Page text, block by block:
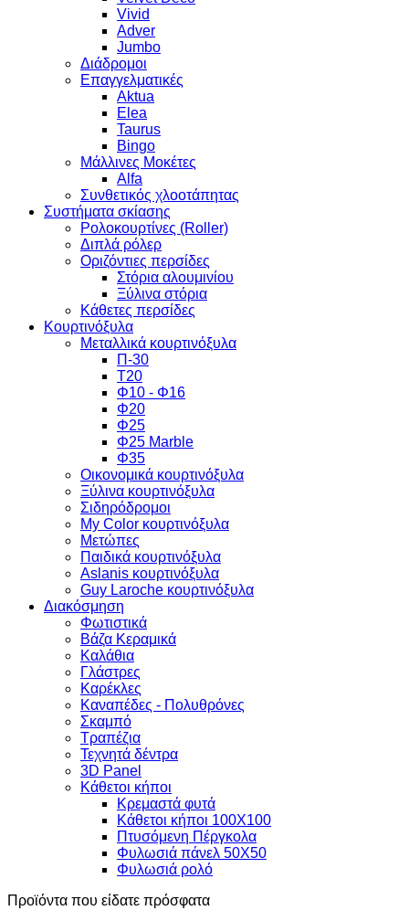
Vivid
Adver
Jumbo
Διάδρομοι
Επαγγελματικές
Aktua
Elea
Taurus
Bingo
Μάλλινες Μοκέτες
Alfa
Συνθετικός χλοοτάπητας
Συστήματα σκίασης
Ρολοκουρτίνες (Roller)
Διπλά ρόλερ
Οριζόντιες περσίδες
Στόρια αλουμινίου
Ξύλινα στόρια
Κάθετες περσίδες
Κουρτινόξυλα
Μεταλλικά κουρτινόξυλα
Π-30
Τ20
Φ10 - Φ16
Φ20
Φ25
Φ25 Marble
Φ35
Οικονομικά κουρτινόξυλα
Ξύλινα κουρτινόξυλα
Σιδηρόδρομοι
My Color κουρτινόξυλα
Μετώπες
Παιδικά κουρτινόξυλα
Aslanis κουρτινόξυλα
Guy Laroche κουρτινόξυλα
Διακόσμηση
Φωτιστικά
Βάζα Κεραμικά
Καλάθια
Γλάστρες
Καρέκλες
Καναπέδες - Πολυθρόνες
Σκαμπό
Τραπέζια
Τεχνητά δέντρα
3D Panel
Κάθετοι κήποι
Κρεμαστά φυτά
Κάθετοι κήποι 100Χ100
Πτυσόμενη Πέργκολα
Φυλωσιά πάνελ 50Χ50
Φυλωσιά ρολό
Προϊόντα που είδατε πρόσφατα